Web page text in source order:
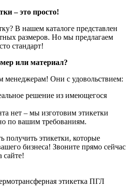
– это просто!
В нашем каталоге представлен
размеров. Но мы предлагаем
стандарт!
или материал?
менеджерам! Они с удовольствием:
решение из имеющегося
нет – мы изготовим этикетки
по вашим требованиям.
получить этикетки, которые
бизнеса! Звоните прямо сейчас
сайте!
этикетка ПГЛ